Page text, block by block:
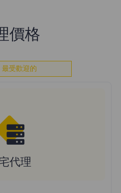
價格
最受歡迎的
代理